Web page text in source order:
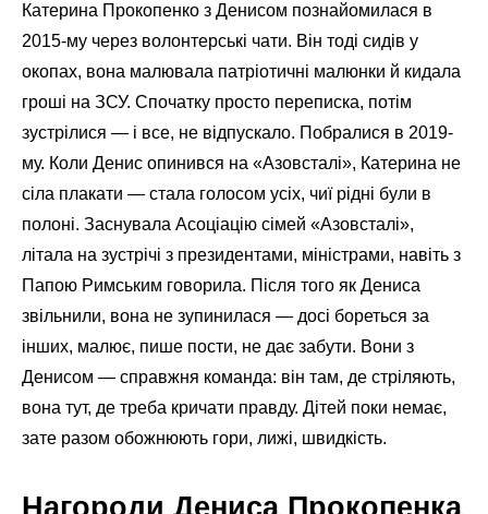
Катерина Прокопенко з Денисом познайомилася в
2015-му через волонтерські чати. Він тоді сидів у
окопах, вона малювала патріотичні малюнки й кидала
гроші на ЗСУ. Спочатку просто переписка, потім
зустрілися — і все, не відпускало. Побралися в 2019-
му. Коли Денис опинився на «Азовсталі», Катерина не
сіла плакати — стала голосом усіх, чиї рідні були в
полоні. Заснувала Асоціацію сімей «Азовсталі»,
літала на зустрічі з президентами, міністрами, навіть з
Папою Римським говорила. Після того як Дениса
звільнили, вона не зупинилася — досі бореться за
інших, малює, пише пости, не дає забути. Вони з
Денисом — справжня команда: він там, де стріляють,
вона тут, де треба кричати правду. Дітей поки немає,
зате разом обожнюють гори, лижі, швидкість.